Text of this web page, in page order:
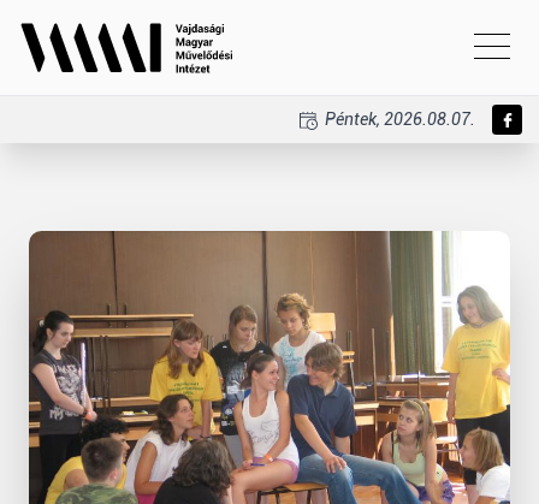
Péntek, 2026.08.07.